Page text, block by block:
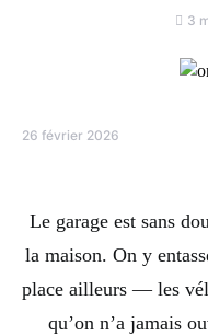
3
26 février 2026
Le garage est sans
la maison. On y
place ailleurs — les
qu’on n’a jamais